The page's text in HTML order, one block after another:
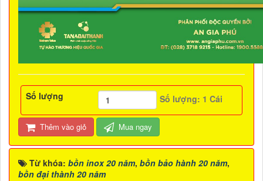
Số lượng Số lượng: 1 Cái
Thêm vào giỏ Mua ngay
Từ khóa: bồn inox 20 năm, bồn bảo hành 20 năm,
bồn đại thành 20 năm